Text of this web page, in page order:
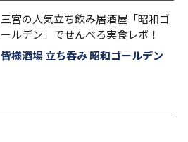
三宮の人気立ち飲み居酒屋「昭和ゴ
ールデン」でせんべろ実食レポ！
皆様酒場 立ち呑み 昭和ゴールデン